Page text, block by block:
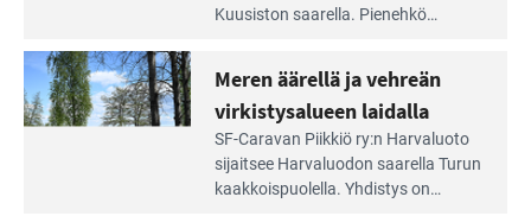
Saariston
Rengastien
portilla
Kuusiston saarella. Pie­nehkö
Meren äärellä ja vehreän
virkistysalueen laidalla
SF-Caravan Piikkiö ry:n Harvaluoto
sijait­see Harvaluodon saarella Turun
kaakkois­puolella. Yhdistys on